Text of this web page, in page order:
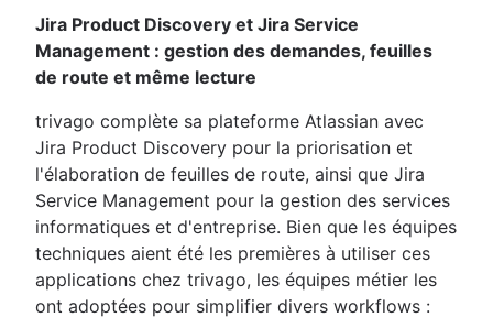
Jira Product Discovery et Jira Service
Management : gestion des demandes, feuilles
de route et même lecture
trivago complète sa plateforme Atlassian avec
Jira Product Discovery pour la priorisation et
l'élaboration de feuilles de route, ainsi que Jira
Service Management pour la gestion des services
informatiques et d'entreprise. Bien que les équipes
techniques aient été les premières à utiliser ces
applications chez trivago, les équipes métier les
ont adoptées pour simplifier divers workflows :